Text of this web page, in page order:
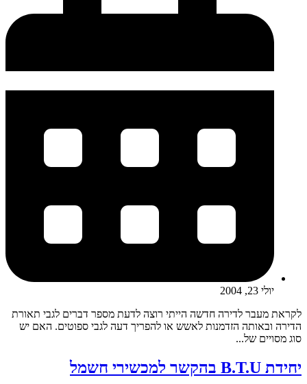
יולי 23, 2004
לקראת מעבר לדירה חדשה הייתי רוצה לדעת מספר דברים לגבי תאורת
הדירה ובאותה הזדמנות לאשש או להפריך דעה לגבי ספוטים. האם יש
סוג מסויים של...
יחידת B.T.U בהקשר למכשירי חשמל